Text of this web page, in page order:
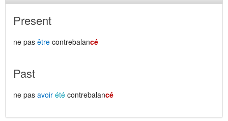
Present
ne pas être contrebalancé
Past
ne pas avoir été contrebalancé